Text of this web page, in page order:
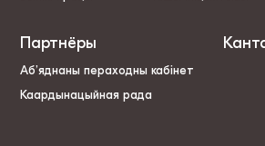
Партнёры
Аб’яднаны пераходны кабінет
Каардынацыйная рада